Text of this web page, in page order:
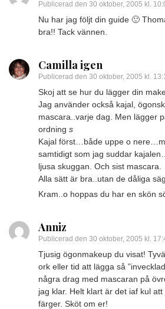
Publicerad den 30 oktober, 2005 kl.
Nu har jag följt din guide 🙂
bra!! Tack vännen.
Camilla igen
Publicerad den 30 oktober, 2005 kl.
Skoj att se hur du lägger din
Jag använder också kajal,
mascara..varje dag. Men lägger
ordning s
Kajal först…både uppe o
samtidigt som jag suddar
ljusa skuggan. Och sist mascara.
Alla sätt är bra..utan de dåliga
Kram..o hoppas du har en skön
Anniz
Publicerad den 30 oktober, 2005 kl.
Tjusig ögonmakeup du visat!
ork eller tid att lägga så
några drag med mascaran på
jag klar. Helt klart är det iaf kul
färger. Sköt om er!